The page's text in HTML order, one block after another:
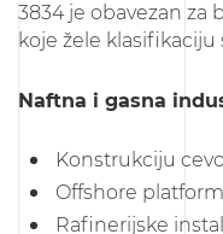
3834 je obavezan za
koje žele klasifikaciju
Naftna i gasna
Konstrukciju
Offshore
Rafinerijske